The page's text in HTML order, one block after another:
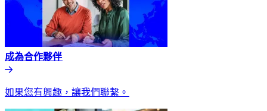
成為合作夥伴​​
如果您有興趣，讓我們聯繫。​​